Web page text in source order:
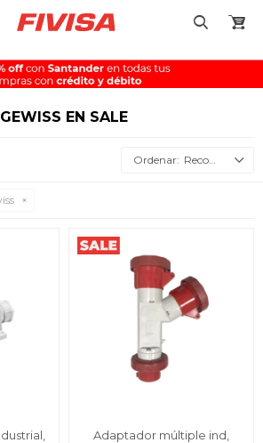
GEWISS EN SALE
Recomendados
Adaptador múltiple ind,